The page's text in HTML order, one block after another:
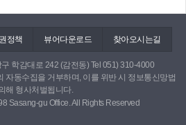
정책 뷰어다운로드 찾아오시는길
학감대로 242 (감전동) Tel 051) 310-4000
자동수집을 거부하며, 이를 위반 시 정보통신망법
해 형사처벌됩니다.
Sasang-gu Office. All Rights Reserved